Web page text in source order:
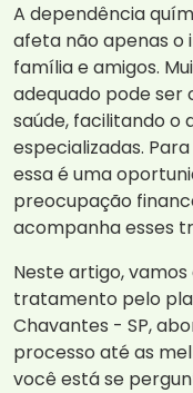
A dependência
afeta não apenas o
família e amigos.
adequado pode ser
saúde, facilitando o
especializadas.
essa é uma
preocupação
acompanha esses
Neste artigo,
tratamento pelo
Chavantes - SP,
processo até as
você está se